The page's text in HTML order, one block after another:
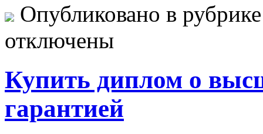
Опубликовано в
отключены
Купить диплом о
гарантией